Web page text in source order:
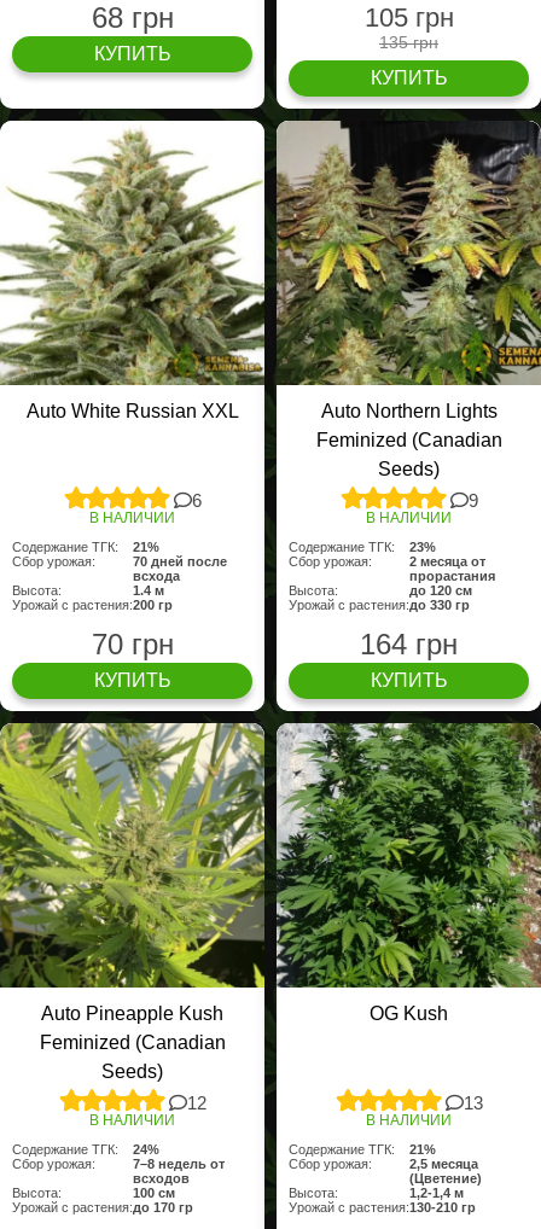
68 грн
КУПИТЬ
105 грн
135 грн
КУПИТЬ
Auto White Russian XXL
6
В НАЛИЧИИ
Содержание ТГК:
21%
Сбор урожая:
70 дней после
всхода
Высота:
1.4 м
Урожай с растения:200 гр
70 грн
КУПИТЬ
Auto Northern Lights
Feminized (Canadian
Seeds)
9
В НАЛИЧИИ
Содержание ТГК:
23%
Сбор урожая:
2 месяца от
прорастания
Высота:
до 120 см
Урожай с растения:до 330 гр
164 грн
КУПИТЬ
Auto Pineapple Kush
Feminized (Canadian
Seeds)
12
В НАЛИЧИИ
Содержание ТГК:
24%
Сбор урожая:
7–8 недель от
всходов
Высота:
100 cм
Урожай с растения:до 170 гр
OG Kush
13
В НАЛИЧИИ
Содержание ТГК:
21%
Сбор урожая:
2,5 месяца
(Цветение)
Высота:
1,2-1,4 м
Урожай с растения:130-210 гр